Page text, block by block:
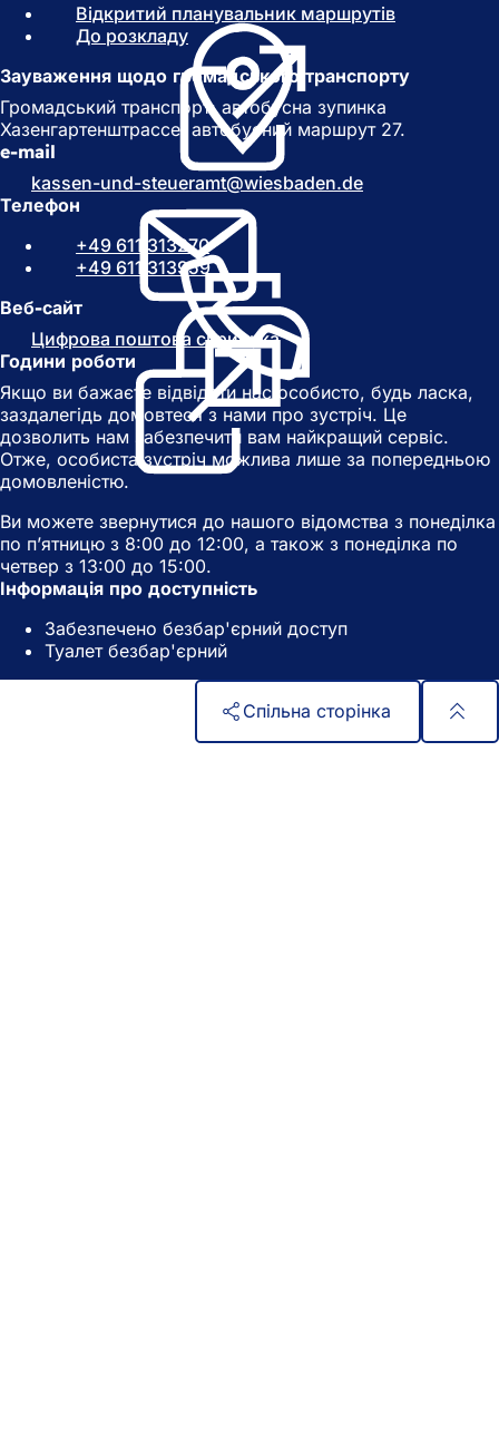
Відкритий планувальник маршрутів
д
р
в
і
й
в
а
д
До розкладу
В
і
д
к
и
в
а
є
т
ь
с
я
в
н
о
в
і
й
в
л
а
д
ц
)
Зауваження щодо громадського транспорту
Громадський транспорт: автобусна зупинка
Хазенгартенштрассе, автобусний маршрут 27.
e-mail
kassen-und-steueramt
wiesbaden de
Телефон
+49 611 313270
+49 611 313959
Веб-сайт
Цифрова поштова скринька(
і
д
к
р
и
а
є
я
в
і
Години роботи
Якщо ви бажаєте відвідати нас особисто, будь ласка,
заздалегідь домовтеся з нами про зустріч. Це
дозволить нам забезпечити вам найкращий сервіс.
Отже, особиста зустріч можлива лише за попередньою
домовленістю.
Ви можете звернутися до нашого відомства з понеділка
по п’ятницю з 8:00 до 12:00, а також з понеділка по
четвер з 13:00 до 15:00.
Інформація про доступність
Забезпечено безбар'єрний доступ
Туалет безбар'єрний
Спільна сторінка